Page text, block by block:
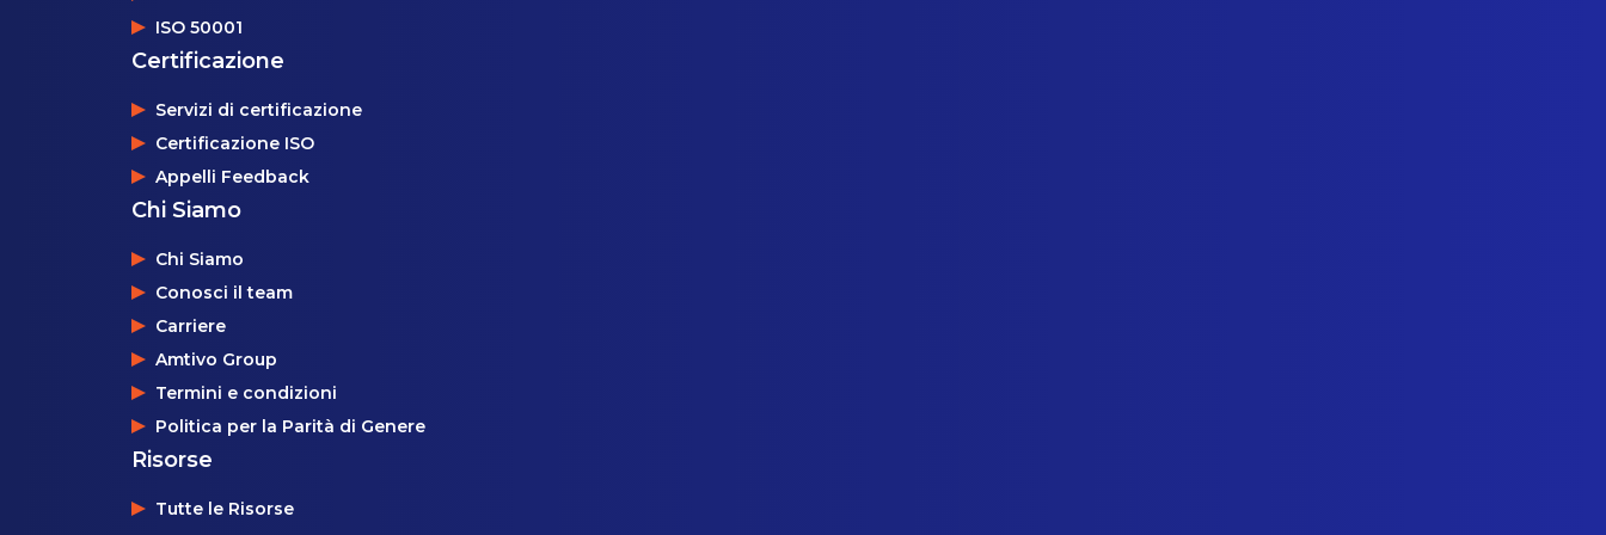
ISO 50001
Certificazione
Servizi di certificazione
Certificazione ISO
Appelli Feedback
Chi Siamo
Chi Siamo
Conosci il team
Carriere
Amtivo Group
Termini e condizioni
Politica per la Parità di Genere
Risorse
Tutte le Risorse